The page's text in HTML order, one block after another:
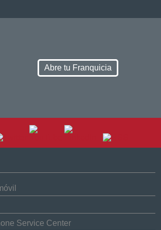
Abre tu Franquicia
Service Center